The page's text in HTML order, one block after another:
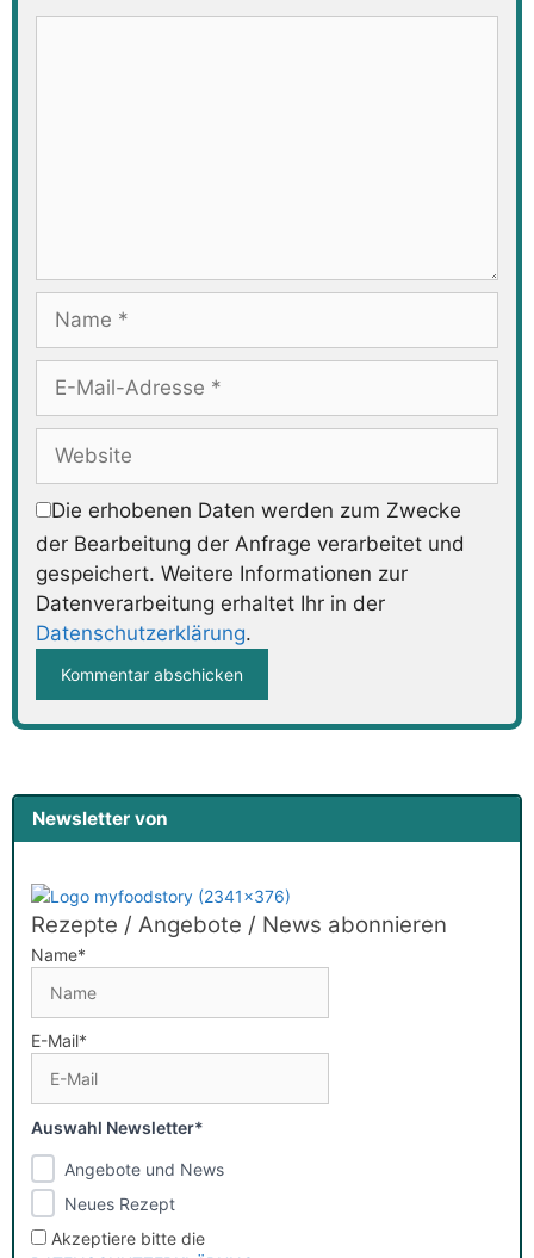
Mail-
Adresse
Die erhobenen Daten werden zum Zwecke
der Bearbeitung der Anfrage verarbeitet und
gespeichert. Weitere Informationen zur
Datenverarbeitung erhaltet Ihr in der
Datenschutzerklärung.
Newsletter von
Rezepte / Angebote / News abonnieren
Name*
E-Mail*
Auswahl Newsletter*
Angebote und News
Neues Rezept
Akzeptiere bitte die